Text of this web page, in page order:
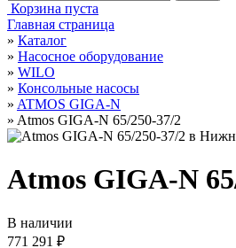
Корзина пуста
Главная страница
» Каталог
» Насосное оборудование
» WILO
» Консольные насосы
» ATMOS GIGA-N
» Atmos GIGA-N 65/250-37/2
Atmos GIGA-N
В наличии
771 291 ₽